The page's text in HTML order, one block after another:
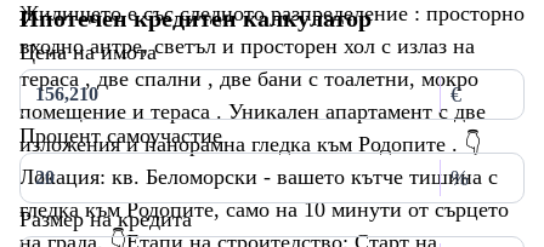
Жилището е със следното разпределение : просторно
входно антре, светъл и просторен хол с излаз на
тераса , две спални , две бани с тоалетни, мокро
помещение и тераса . Уникален апартамент с две
изложения и панорамна гледка към Родопите . 👇
Локация: кв. Беломорски - вашето кътче тишина с
гледка към Родопите, само на 10 минути от сърцето
на града. 👇Етапи на строителство: Старт на
Ипотечен кредитен калкулатор
Цена на имота
€
Процент самоучастие
%
Размер на кредита